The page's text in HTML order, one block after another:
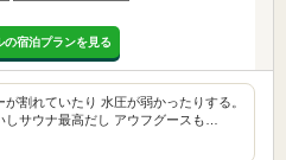
の宿泊プランを見る
割れていたり 水圧が弱かったりする。
しサウナ最高だし アウフグースも…